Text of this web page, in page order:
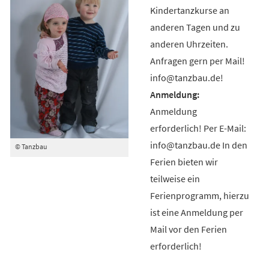
© Tanzbau
Kindertanzkurse an
anderen Tagen und zu
anderen Uhrzeiten.
Anfragen gern per Mail!
info@tanzbau.de!
Anmeldung
erforderlich! Per E-Mail:
info@tanzbau.de In den
Ferien bieten wir
teilweise ein
Ferienprogramm, hierzu
ist eine Anmeldung per
Mail vor den Ferien
erforderlich!